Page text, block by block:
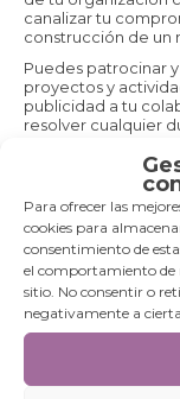
Para ofrecer las
cookies para
consentimiento de
el comportamiento de
sitio. No consentir o
negativamente a
Código Postal*
DNI/NIE/OTROS*
canalizar tu
construcción de un
Puedes patrocinar
proyectos y
publicidad a tu
resolver cualquier
diseñar programas
con eventos
(mercadillos,
Y recuerda que la
tiene un
COMPRAS